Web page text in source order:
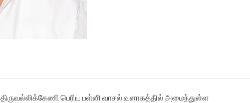
பெரிய பள்ளி வாசல் வளாகத்தில் அமைந்துள்ள